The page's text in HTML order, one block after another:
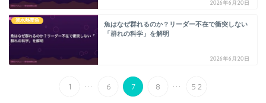
2026年6月20日
淡水熱帯魚
魚はなぜ群れるのか？リーダー不在で衝突しない
「群れの科学」を解明
2026年6月20日
1 ... 6 7 8 ... 52